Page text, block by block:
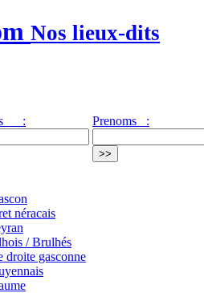
Nos lieux-dits
: Prenoms :
néracais
/ Brulhés
droite gasconne